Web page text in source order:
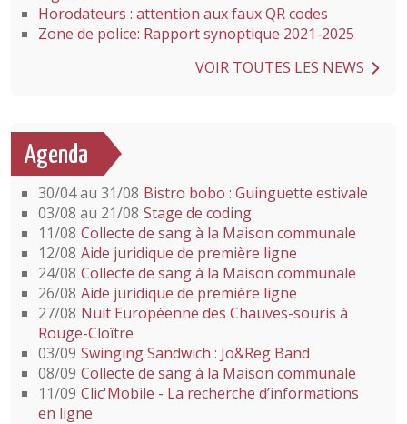
Horodateurs : attention aux faux QR codes
Zone de police: Rapport synoptique 2021-2025
VOIR TOUTES LES NEWS
Agenda
30/04 au 31/08 Bistro bobo : Guinguette estivale
03/08 au 21/08 Stage de coding
11/08 Collecte de sang à la Maison communale
12/08 Aide juridique de première ligne
24/08 Collecte de sang à la Maison communale
26/08 Aide juridique de première ligne
27/08 Nuit Européenne des Chauves-souris à
Rouge-Cloître
03/09 Swinging Sandwich : Jo&Reg Band
08/09 Collecte de sang à la Maison communale
11/09 Clic'Mobile - La recherche d’informations
en ligne